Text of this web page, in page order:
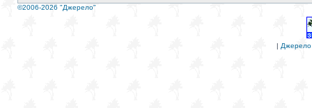
©2006-2026 "Джерело"
| Джерело